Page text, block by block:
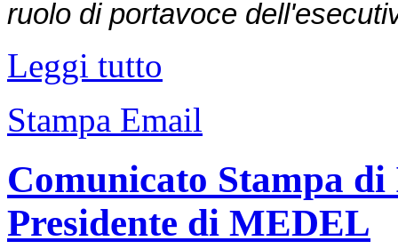
ruolo di portavoce
Leggi tutto
Stampa Email
Comunicato Stampa
Presidente di MEDEL